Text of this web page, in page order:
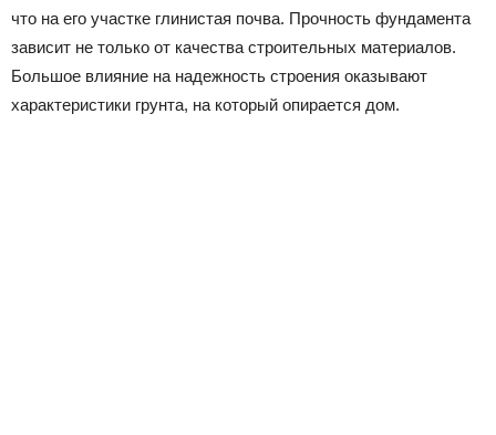
что на его участке глинистая почва. Прочность фундамента
зависит не только от качества строительных материалов.
Большое влияние на надежность строения оказывают
характеристики грунта, на который опирается дом.